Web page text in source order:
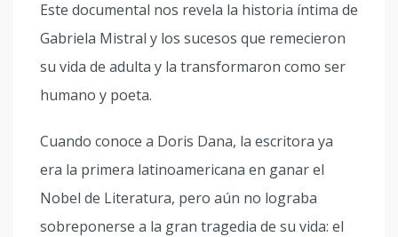
Este documental nos revela la historia íntima de
Gabriela Mistral y los sucesos que remecieron
su vida de adulta y la transformaron como ser
humano y poeta.
Cuando conoce a Doris Dana, la escritora ya
era la primera latinoamericana en ganar el
Nobel de Literatura, pero aún no lograba
sobreponerse a la gran tragedia de su vida: el